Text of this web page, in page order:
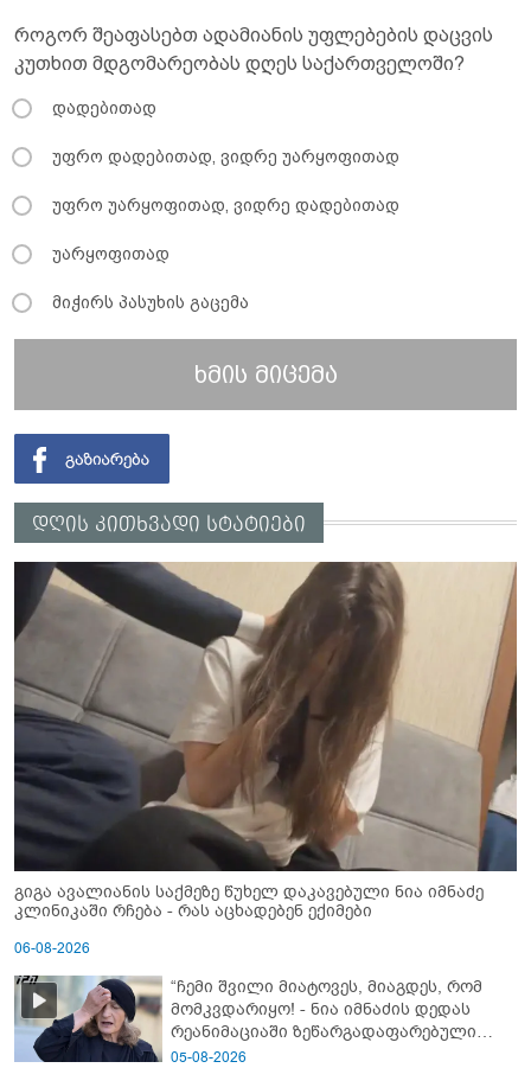
როგორ შეაფასებთ ადამიანის უფლებების დაცვის
კუთხით მდგომარეობას დღეს საქართველოში?
დადებითად
უფრო დადებითად, ვიდრე უარყოფითად
უფრო უარყოფითად, ვიდრე დადებითად
უარყოფითად
მიჭირს პასუხის გაცემა
ხმის მიცემა
დღის კითხვადი სტატიები
გიგა ავალიანის საქმეზე წუხელ დაკავებული ნია იმნაძე
კლინიკაში რჩება - რას აცხადებენ ექიმები
06-08-2026
“ჩემი შვილი მიატოვეს, მიაგდეს, რომ
მომკვდარიყო! - ნია იმნაძის დედას
რეანიმაციაში ზეწარგადაფარებული
შვილი არ უნახავს” - გიგა ავალიანის
05-08-2026